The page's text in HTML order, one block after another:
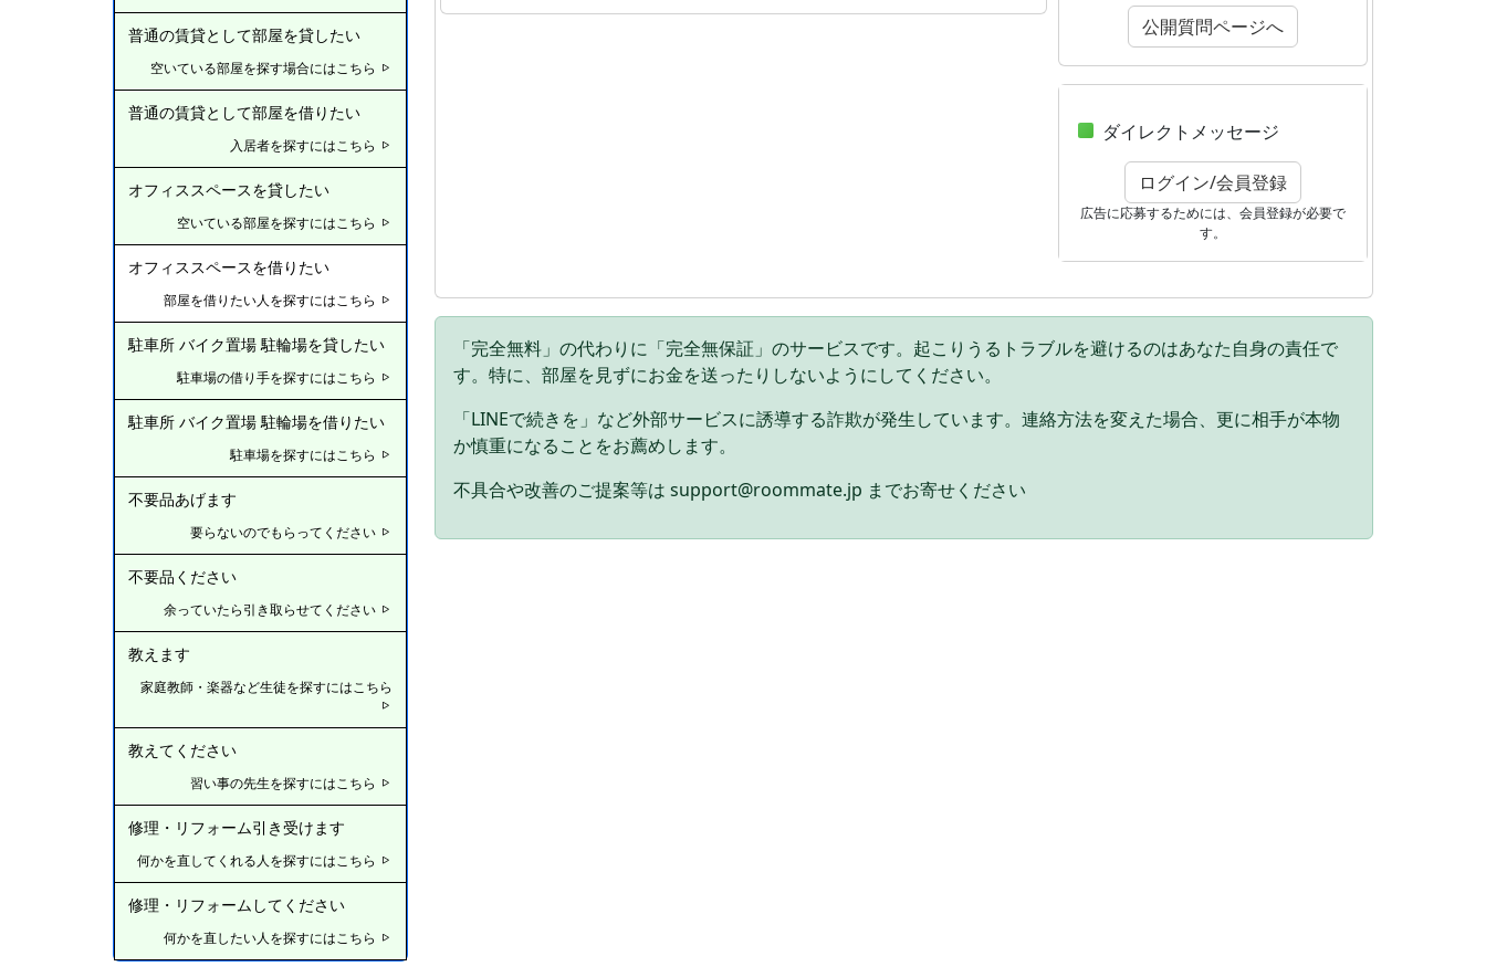
普通の賃貸として部屋を貸したい
空いている部屋を探す場合にはこちら
普通の賃貸として部屋を借りたい
入居者を探すにはこちら
オフィススペースを貸したい
空いている部屋を探すにはこちら
オフィススペースを借りたい
部屋を借りたい人を探すにはこちら
駐車所 バイク置場 駐輪場を貸したい
駐車場の借り手を探すにはこちら
駐車所 バイク置場 駐輪場を借りたい
駐車場を探すにはこちら
不要品あげます
要らないのでもらってください
不要品ください
余っていたら引き取らせてください
教えます
家庭教師・楽器など生徒を探すにはこちら
教えてください
習い事の先生を探すにはこちら
修理・リフォーム引き受けます
何かを直してくれる人を探すにはこちら
修理・リフォームしてください
何かを直したい人を探すにはこちら
公開質問ページへ
ダイレクトメッセージ
ログイン/会員登録
広告に応募するためには、会員登録が必要で
す。
「完全無料」の代わりに「完全無保証」のサービスです。起こりうるトラブルを避けるのはあなた自身の責任で
す。特に、部屋を見ずにお金を送ったりしないようにしてください。
「LINEで続きを」など外部サービスに誘導する詐欺が発生しています。連絡方法を変えた場合、更に相手が本物
か慎重になることをお薦めします。
不具合や改善のご提案等は support@roommate.jp までお寄せください